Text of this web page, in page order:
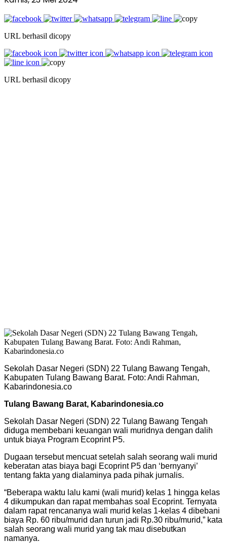
URL berhasil dicopy
URL berhasil dicopy
Sekolah Dasar Negeri (SDN) 22 Tulang Bawang Tengah,
Kabupaten Tulang Bawang Barat. Foto: Andi Rahman,
Kabarindonesia.co
Tulang Bawang Barat, Kabarindonesia.co
Sekolah Dasar Negeri (SDN) 22 Tulang Bawang Tengah
diduga membebani keuangan wali muridnya dengan dalih
untuk biaya Program Ecoprint P5.
Dugaan tersebut mencuat setelah salah seorang wali murid
keberatan atas biaya bagi Ecoprint P5 dan ‘bernyanyi’
tentang fakta yang dialaminya pada pihak jurnalis.
“Beberapa waktu lalu kami (wali murid) kelas 1 hingga kelas
4 dikumpukan dan rapat membahas soal Ecoprint. Ternyata
dalam rapat rencananya wali murid kelas 1-kelas 4 dibebani
biaya Rp. 60 ribu/murid dan turun jadi Rp.30 ribu/murid,” kata
salah seorang wali murid yang tak mau disebutkan
namanya.